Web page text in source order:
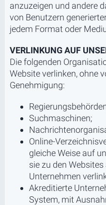
anzuzeigen und andere
von Benutzern
jedem Format oder
VERLINKUNG AUF
Die folgenden
Website verlinken, ohne
Genehmigung:
Suchmaschinen;
Online-
gleiche Weise auf
sie zu den
Unternehmen
Akreditierte
System, mit